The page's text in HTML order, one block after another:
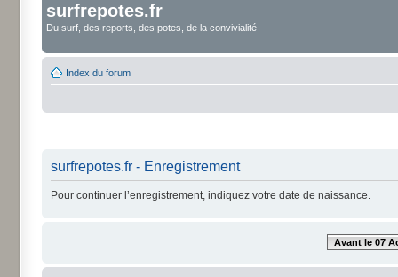
surfrepotes.fr
Du surf, des reports, des potes, de la convivialité
Index du forum
surfrepotes.fr - Enregistrement
Pour continuer l’enregistrement, indiquez votre date de naissance.
Avant le 07